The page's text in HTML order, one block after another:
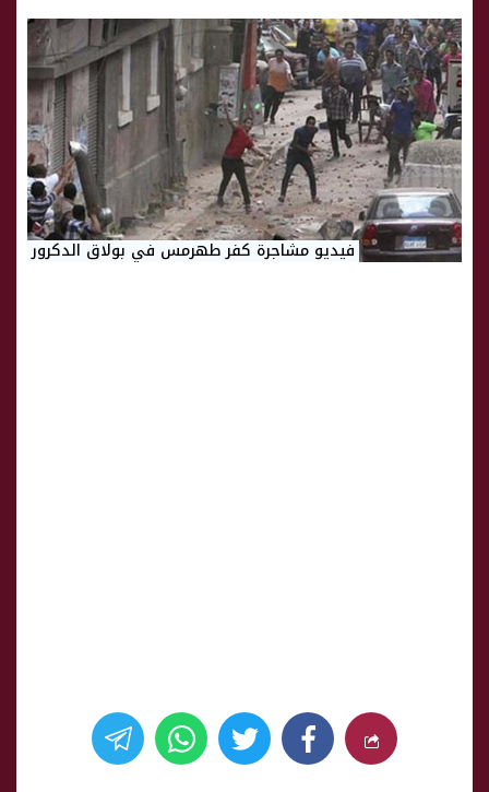
فيديو مشاجرة كفر طهرمس في بولاق الدكرور